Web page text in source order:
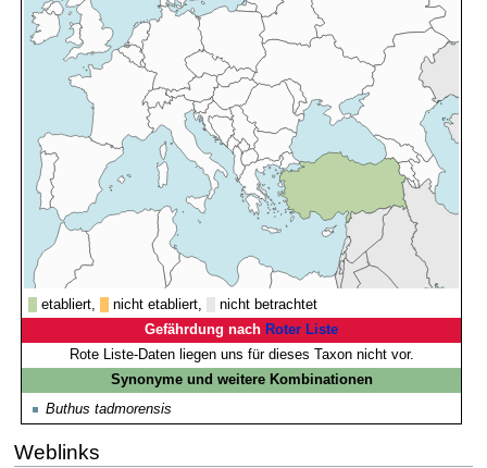
etabliert, nicht etabliert,
nicht betrachtet
Gefährdung nach Roter Liste
Rote Liste-Daten liegen uns für dieses Taxon nicht vor.
Synonyme und weitere Kombinationen
Buthus tadmorensis
Weblinks